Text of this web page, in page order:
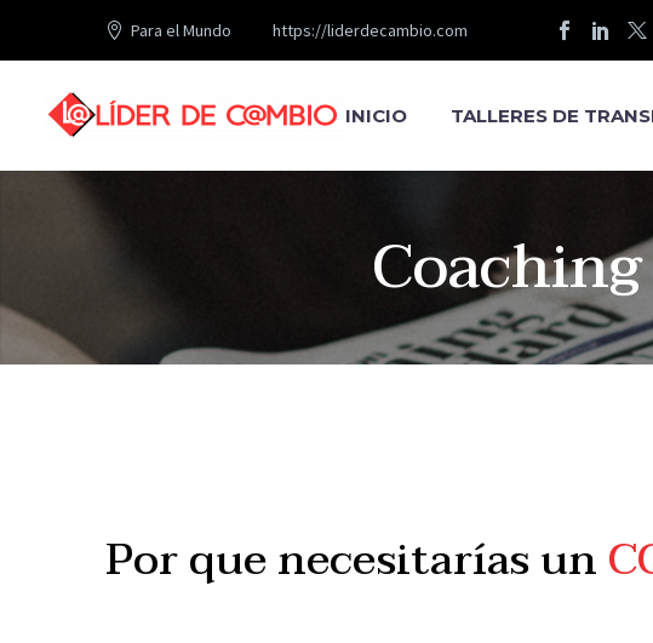
Para el Mundo https://liderdecambio.com
INICIO TALLERES DE
Por que necesitarías un